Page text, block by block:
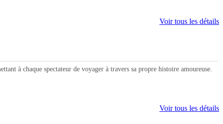
Voir tous les détails
à chaque spectateur de voyager à travers sa propre histoire amoureuse.
Voir tous les détails